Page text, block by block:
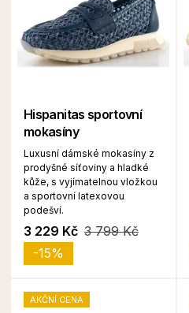
Hispanitas sportovní
mokasíny
Luxusní dámské mokasíny z
prodyšné síťoviny a hladké
kůže, s vyjímatelnou vložkou
a sportovní latexovou
podešví.
3 229 Kč 3 799 Kč
-15%
AKČNÍ CENA